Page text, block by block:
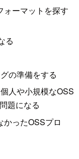
ォーマットを探す
る
の準備をする
人や小規模なOSS
題になる
ったOSSプロ